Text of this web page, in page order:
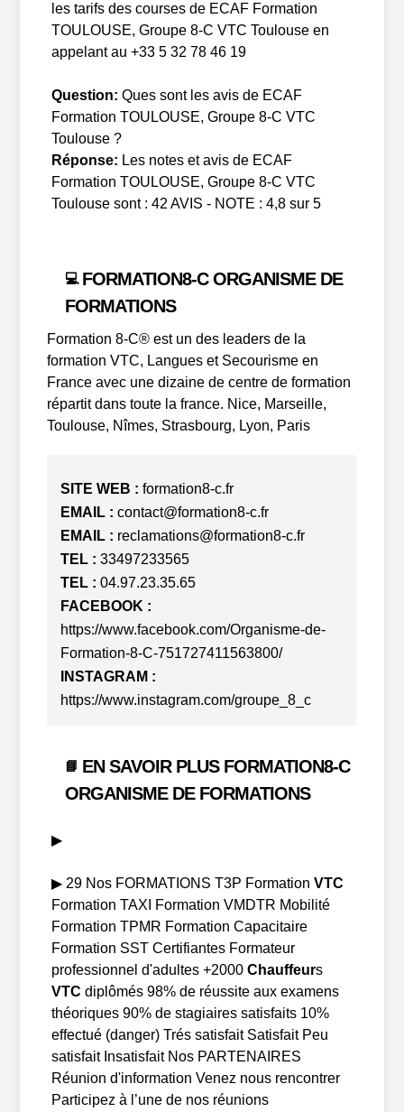
les tarifs des courses de ECAF Formation
TOULOUSE, Groupe 8-C VTC Toulouse en
appelant au +33 5 32 78 46 19
Question: Ques sont les avis de ECAF
Formation TOULOUSE, Groupe 8-C VTC
Toulouse ?
Réponse: Les notes et avis de ECAF
Formation TOULOUSE, Groupe 8-C VTC
Toulouse sont : 42 AVIS - NOTE : 4,8 sur 5
💻FORMATION8-C ORGANISME DE
FORMATIONS
Formation 8-C® est un des leaders de la
formation VTC, Langues et Secourisme en
France avec une dizaine de centre de formation
répartit dans toute la france. Nice, Marseille,
Toulouse, Nîmes, Strasbourg, Lyon, Paris
SITE WEB :formation8-c.fr
EMAIL :contact@formation8-c.fr
EMAIL : reclamations@formation8-c.fr
TEL :33497233565
TEL :04.97.23.35.65
FACEBOOK :
https://www.facebook.com/Organisme-de-
Formation-8-C-751727411563800/
INSTAGRAM :
https://www.instagram.com/groupe_8_c
📘 EN SAVOIR PLUS FORMATION8-C
ORGANISME DE FORMATIONS
▶
▶ 29 Nos FORMATIONS T3P FormationVTC
Formation TAXI Formation VMDTR Mobilité
Formation TPMR Formation Capacitaire
Formation SST Certifiantes Formateur
professionnel d'adultes +2000Chauffeurs
VTC diplômés 98% de réussite aux examens
théoriques 90% de stagiaires satisfaits 10%
effectué (danger) Trés satisfait Satisfait Peu
satisfait Insatisfait Nos PARTENAIRES
Réunion d'information Venez nous rencontrer
Participez à l’une de nos réunions